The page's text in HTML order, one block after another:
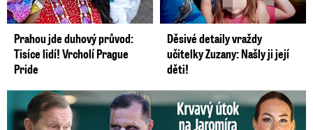
Prahou jde duhový průvod:
Tisíce lidí! Vrcholí Prague
Pride
Děsivé detaily vraždy
učitelky Zuzany: Našly ji její
děti!
Útok na Jaromíra Soukupa: Reakce Agáty na zmlácení jejího ex